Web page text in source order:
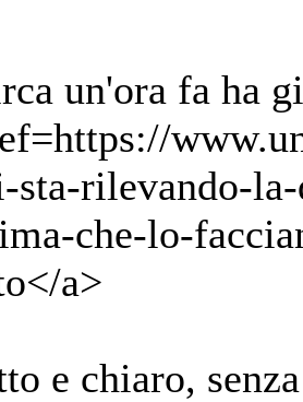
un'ora fa ha
sta-rilevando-
che-lo-
a>
e chiaro,